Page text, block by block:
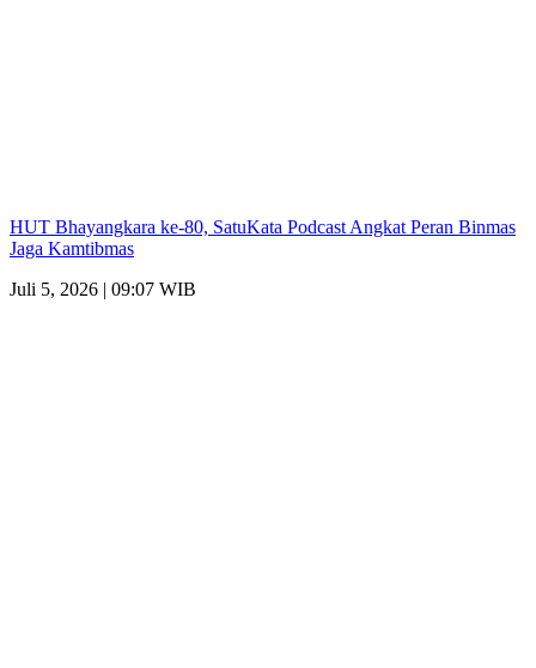
HUT Bhayangkara ke-80, SatuKata Podcast Angkat Peran Binmas
Jaga Kamtibmas
Juli 5, 2026 | 09:07 WIB